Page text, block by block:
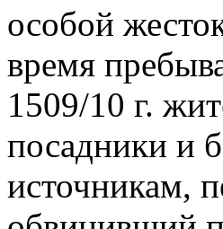
особой
время
1509/10 г.
посадники и
источникам,